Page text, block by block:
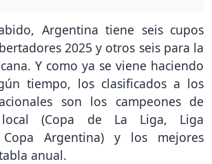
Argentina tiene seis cupos
2025 y otros seis para la
Y como ya se viene haciendo
tiempo, los clasificados a los
son los campeones de
(Copa de La Liga, Liga
Argentina) y los mejores
anual.